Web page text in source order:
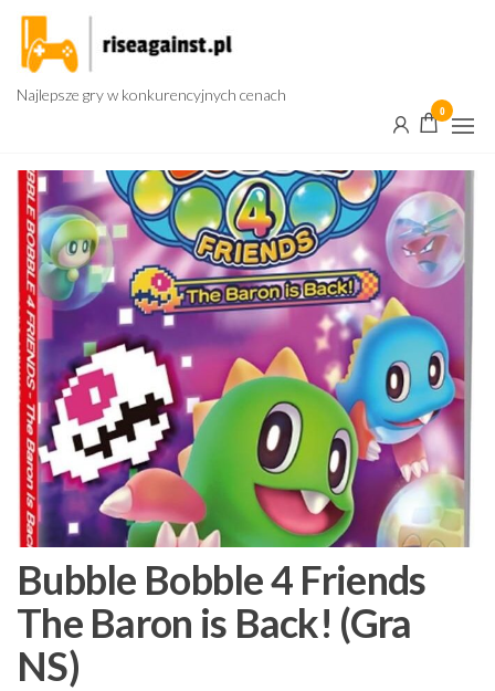
Przejdź
treści
Najlepsze gry w konkurencyjnych cenach
0
Bubble Bobble 4 Friends
The Baron is Back! (Gra
NS)